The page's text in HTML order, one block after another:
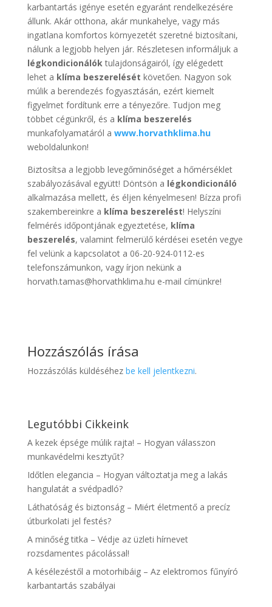
karbantartás igénye esetén egyaránt rendelkezésére
állunk. Akár otthona, akár munkahelye, vagy más
ingatlana komfortos környezetét szeretné biztosítani,
nálunk a legjobb helyen jár. Részletesen informáljuk a
légkondicionálók tulajdonságairól, így elégedett
lehet a klíma beszerelését követően. Nagyon sok
múlik a berendezés fogyasztásán, ezért kiemelt
figyelmet fordítunk erre a tényezőre. Tudjon meg
többet cégünkről, és a klíma beszerelés
munkafolyamatáról a www.horvathklima.hu
weboldalunkon!
Biztosítsa a legjobb levegőminőséget a hőmérséklet
szabályozásával együtt! Döntsön a légkondicionáló
alkalmazása mellett, és éljen kényelmesen! Bízza profi
szakembereinkre a klíma beszerelést! Helyszíni
felmérés időpontjának egyeztetése, klíma
beszerelés, valamint felmerülő kérdései esetén vegye
fel velünk a kapcsolatot a 06-20-924-0112-es
telefonszámunkon, vagy írjon nekünk a
horvath.tamas@horvathklima.hu e-mail címünkre!
Hozzászólás írása
Hozzászólás küldéséhez be kell jelentkezni.
Legutóbbi Cikkeink
A kezek épsége múlik rajta! – Hogyan válasszon
munkavédelmi kesztyűt?
Időtlen elegancia – Hogyan változtatja meg a lakás
hangulatát a svédpadló?
Láthatóság és biztonság – Miért életmentő a precíz
útburkolati jel festés?
A minőség titka – Védje az üzleti hírnevet
rozsdamentes pácolással!
A késélezéstől a motorhibáig – Az elektromos fűnyíró
karbantartás szabályai